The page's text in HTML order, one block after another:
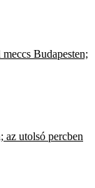
Budapesten;
utolsó percben